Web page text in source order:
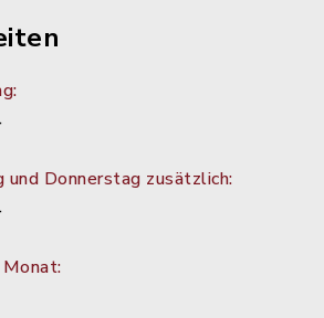
Donnerstag zusätzlich: